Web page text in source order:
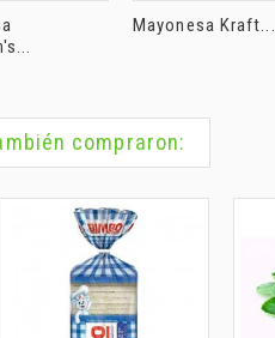
Mayonesa Kraft...
compraron: